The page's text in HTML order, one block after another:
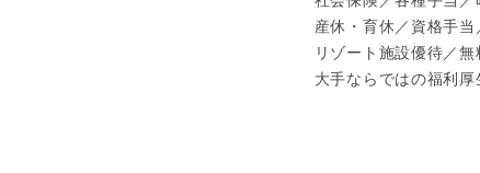
産休・育休／資格手当
リゾート施設優待／無
大手ならではの福利厚